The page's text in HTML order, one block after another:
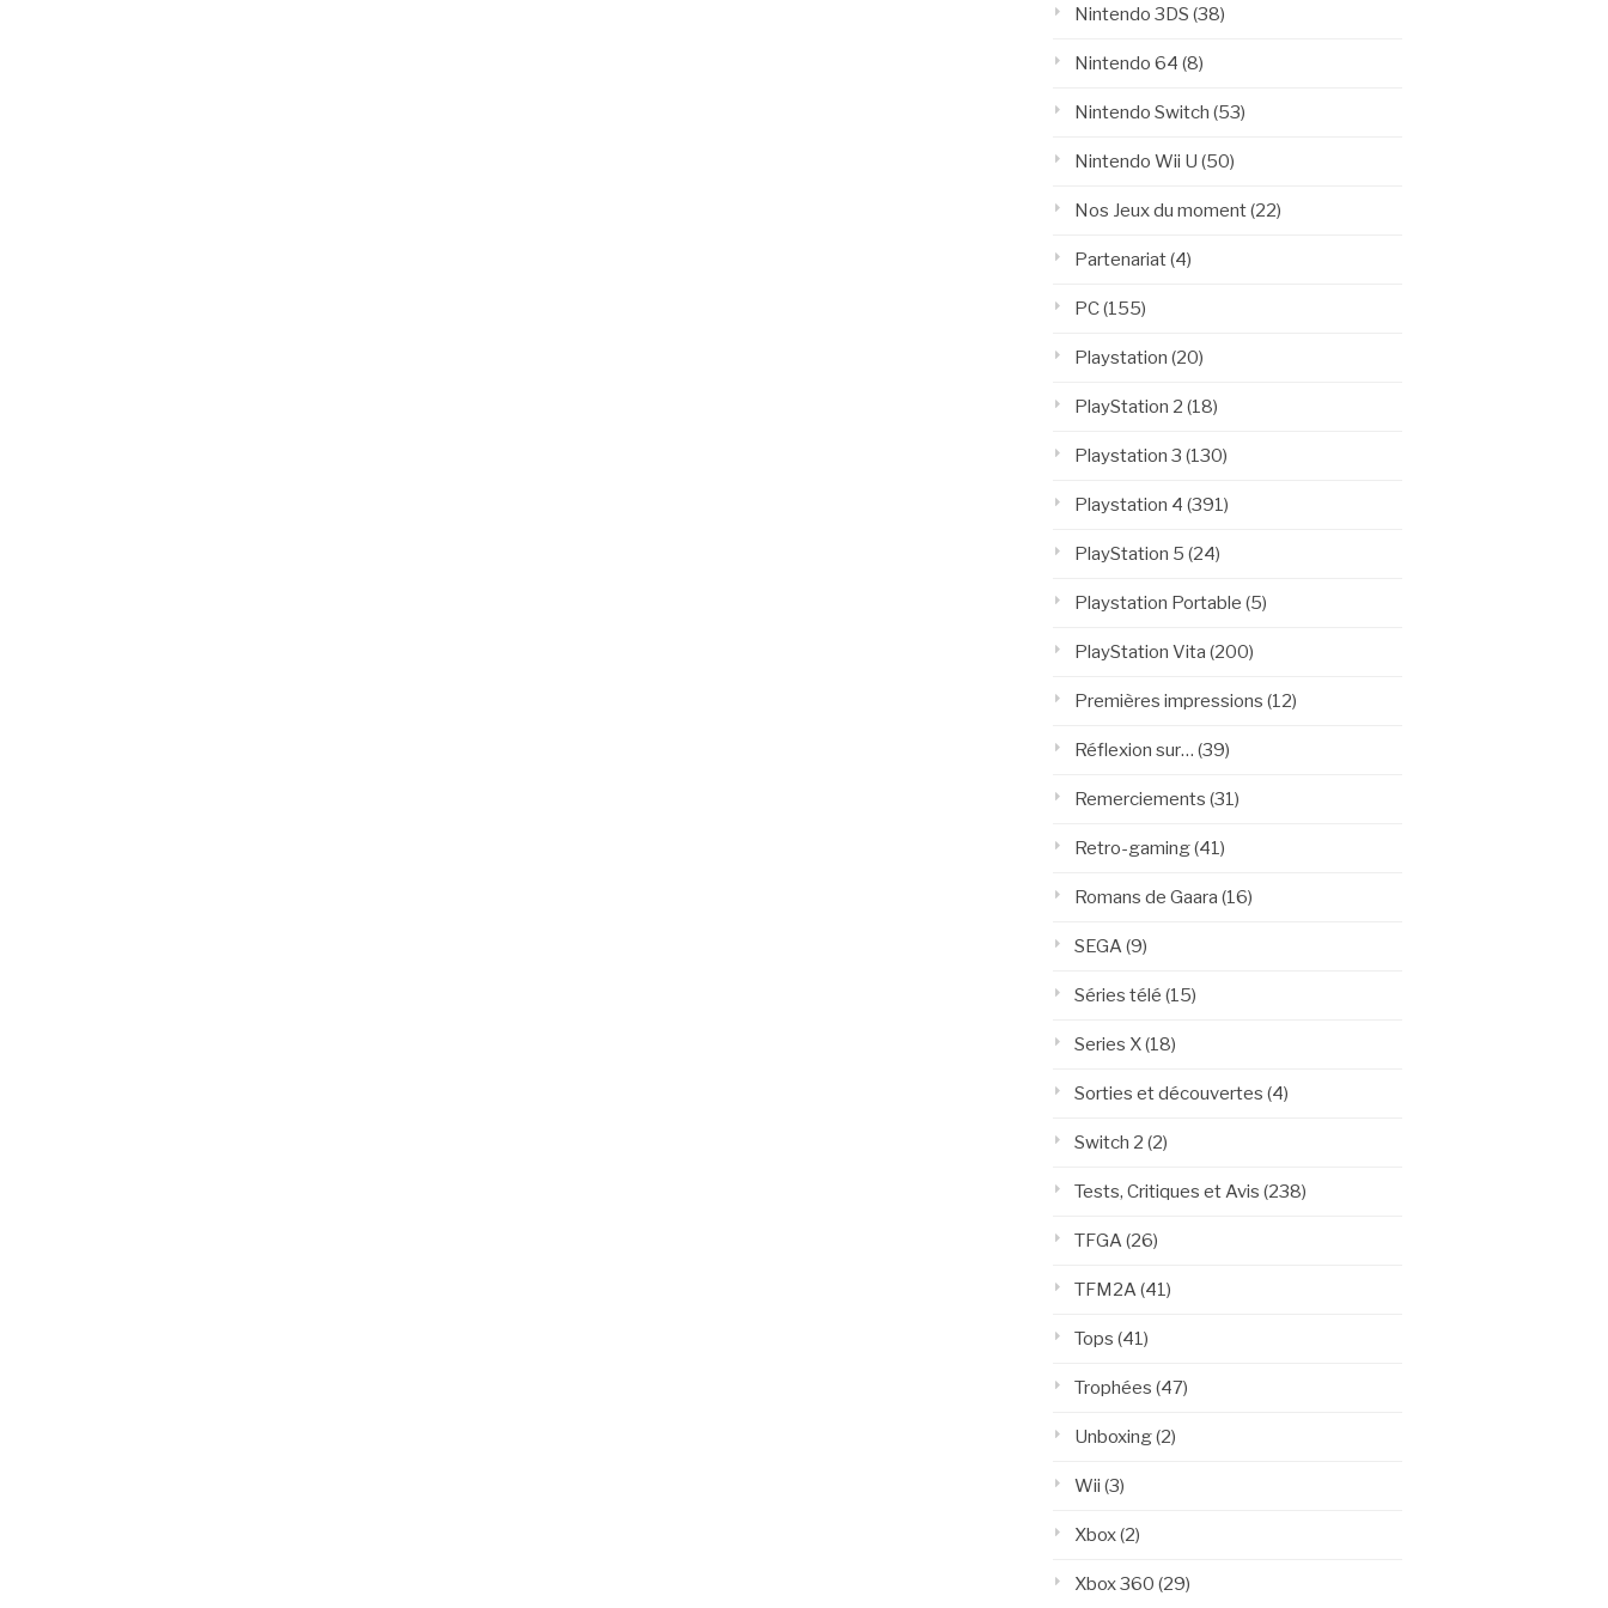
Nintendo 3DS (38)
Nintendo 64 (8)
Nintendo Switch (53)
Nintendo Wii U (50)
Nos Jeux du moment(22)
Partenariat(4)
PC(155)
Playstation (20)
PlayStation 2 (18)
Playstation 3 (130)
Playstation 4 (391)
PlayStation 5 (24)
Playstation Portable (5)
PlayStation Vita (200)
Premières impressions (12)
Réflexion sur… (39)
Remerciements (31)
Retro-gaming(41)
Romans de Gaara (16)
SEGA (9)
Séries télé (15)
Series X(18)
Sorties et découvertes (4)
Switch 2 (2)
Tests, Critiques et Avis (238)
TFGA (26)
TFM2A (41)
Tops (41)
Trophées (47)
Unboxing(2)
Wii (3)
Xbox(2)
Xbox 360 (29)